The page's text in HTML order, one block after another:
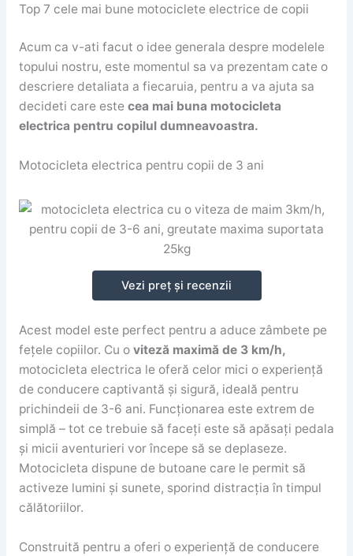
Top 7 cele mai bune motociclete electrice de copii
Acum ca v-ati facut o idee generala despre modelele
topului nostru, este momentul sa va prezentam cate o
descriere detaliata a fiecaruia, pentru a va ajuta sa
decideti care este cea mai buna motocicleta
electrica pentru copilul dumneavoastra.
Motocicleta electrica pentru copii de 3 ani
Vezi preț și recenzii
Acest model este perfect pentru a aduce zâmbete pe
fețele copiilor. Cu o viteză maximă de 3 km/h,
motocicleta electrica le oferă celor mici o experiență
de conducere captivantă și sigură, ideală pentru
prichindeii de 3-6 ani. Funcționarea este extrem de
simplă – tot ce trebuie să faceți este să apăsați pedala
și micii aventurieri vor începe să se deplaseze.
Motocicleta dispune de butoane care le permit să
activeze lumini și sunete, sporind distracția în timpul
călătoriilor.
Construită pentru a oferi o experiență de conducere